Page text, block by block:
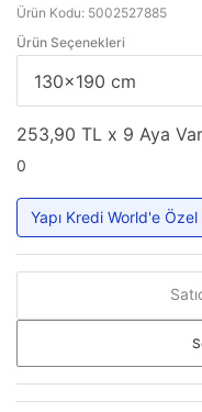
Ürün Kodu: 5002527885
Ürün Seçenekleri
253,90 TL x 9 Aya
0
Yapı Kredi World'e